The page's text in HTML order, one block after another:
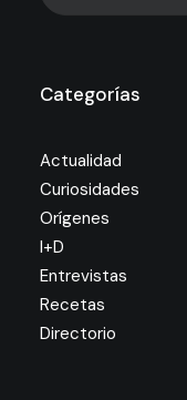
Categorías
Actualidad
Curiosidades
Orígenes
I+D
Entrevistas
Recetas
Directorio